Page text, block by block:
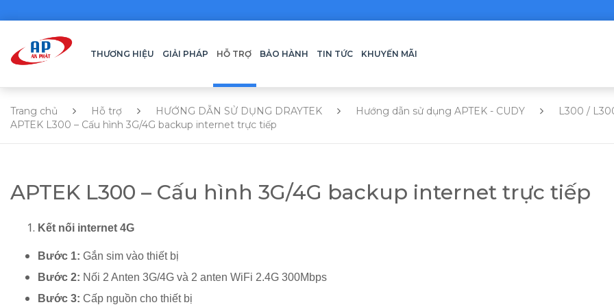
THƯƠNG HIỆU GIẢI PHÁP HỖ TRỢ BẢO HÀNH TIN TỨC KHUYẾN MÃI
Trang chủ Hỗ trợ HƯỚNG DẪN SỬ DỤNG DRAYTEK Hướng dẫn sử dụng APTEK - CUDY
L300 /
APTEK L300 – Cấu hình 3G/4G backup internet trực tiếp
APTEK L300 – Cấu hình 3G/4G backup internet trực tiếp
Kết nối internet 4G
Bước 1: Gắn sim vào thiết bị
Bước 2: Nối 2 Anten 3G/4G và 2 anten WiFi 2.4G 300Mbps
Bước 3: Cấp nguồn cho thiết bị